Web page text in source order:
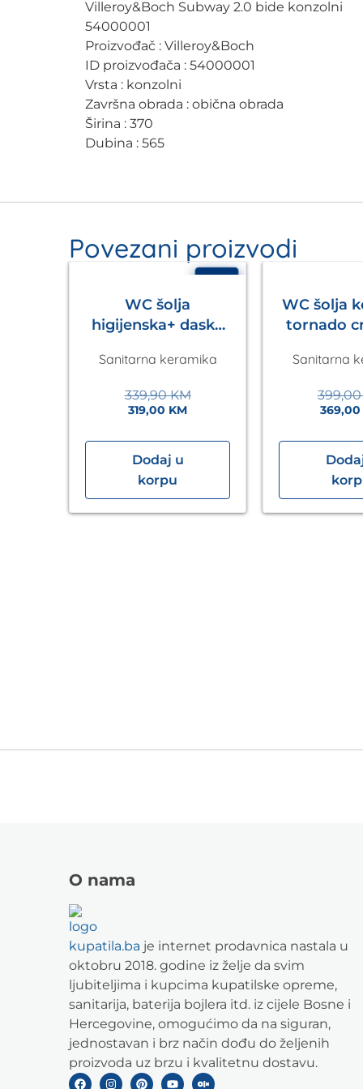
Villeroy&Boch Subway 2.0 bide konzolni
54000001
Proizvođač : Villeroy&Boch
ID proizvođača : 54000001
Vrsta : konzolni
Završna obrada : obična obrada
Širina : 370
Dubina : 565
Povezani proizvodi
WC šolja
higijenska+ daska
Sanitarna keramika
339,90KM
319,00 KM
Dodaj u
korpu
WC šolja
tornado
Sanitarna
O nama
kupatila.ba je internet prodavnica nastala u
oktobru 2018. godine iz želje da svim
ljubiteljima i kupcima kupatilske opreme,
sanitarija, baterija bojlera itd. iz cijele Bosne i
Hercegovine, omogućimo da na siguran,
jednostavan i brz način dođu do željenih
proizvoda uz brzu i kvalitetnu dostavu.